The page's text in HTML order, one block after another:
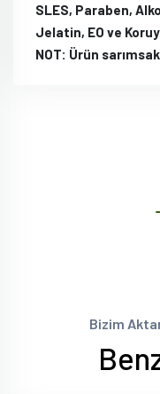
SLES, Paraben,
Jelatin, EO ve
NOT: Ürün
Bizim